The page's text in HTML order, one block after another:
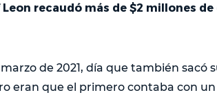
recaudó más de $2 millones de
de 2021, día que también sacó
eran que el primero contaba con